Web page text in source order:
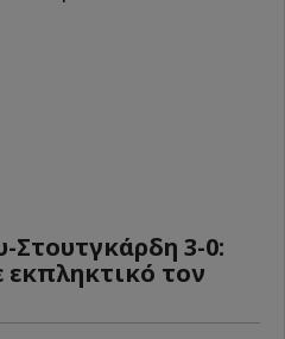
3-0:
εκπληκτικό τον